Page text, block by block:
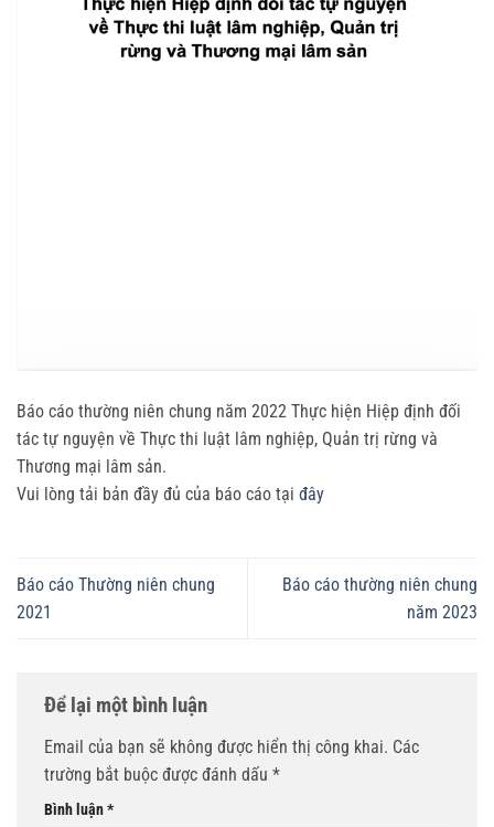
Báo cáo thường niên chung năm 2022 Thực hiện Hiệp định đối
tác tự nguyện về Thực thi luật lâm nghiệp, Quản trị rừng và
Thương mại lâm sản.
Vui lòng tải bản đầy đủ của báo cáo tại đây
Báo cáo Thường niên chung
2021
Báo cáo thường niên chung
năm 2023
Để lại một bình luận
Email của bạn sẽ không được hiển thị công khai. Các
trường bắt buộc được đánh dấu *
Bình luận*